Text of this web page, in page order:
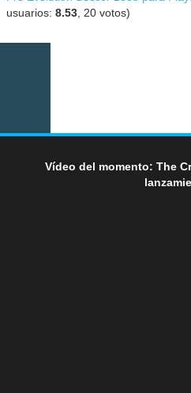
usuarios:8.53 20 votos)
Vídeo del momento: The